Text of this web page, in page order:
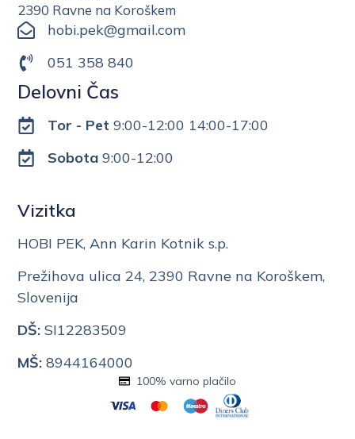
2390 Ravne na Koroškem
hobi.pek@gmail.com
051 358 840
Delovni Čas
Tor - Pet 9:00-12:00 14:00-17:00
Sobota9:00-12:00
Vizitka
HOBI PEK, Ann Karin Kotnik s.p.
Prežihova ulica 24, 2390 Ravne na Koroškem,
Slovenija
DŠ: SI12283509
MŠ: 8944164000
100% varno plačilo